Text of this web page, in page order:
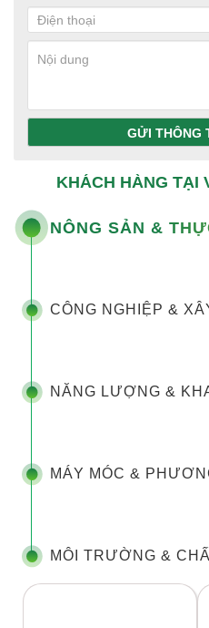
GỬI THÔNG
KHÁCH HÀNG TẠI
NÔNG SẢN &
CÔNG NGHIỆP &
NĂNG LƯỢNG &
MÁY MÓC &
MÔI TRƯỜNG &